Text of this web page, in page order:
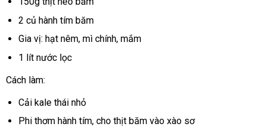
2 củ hành tím băm
Gia vị: hạt nêm, mì chính, mắm
1 lít nước lọc
Cách làm:
Cải kale thái nhỏ
Phi thơm hành tím, cho thịt băm vào xào sơ